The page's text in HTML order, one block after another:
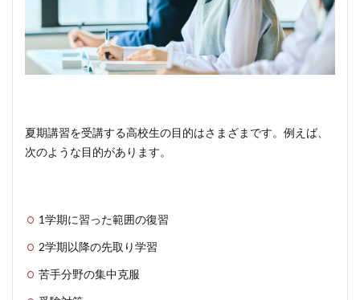
夏期講習を受講する高校生の目的はさまざまです。例えば、
次のような目的があります。
1学期に習った範囲の復習
2学期以降の先取り学習
苦手分野の集中克服